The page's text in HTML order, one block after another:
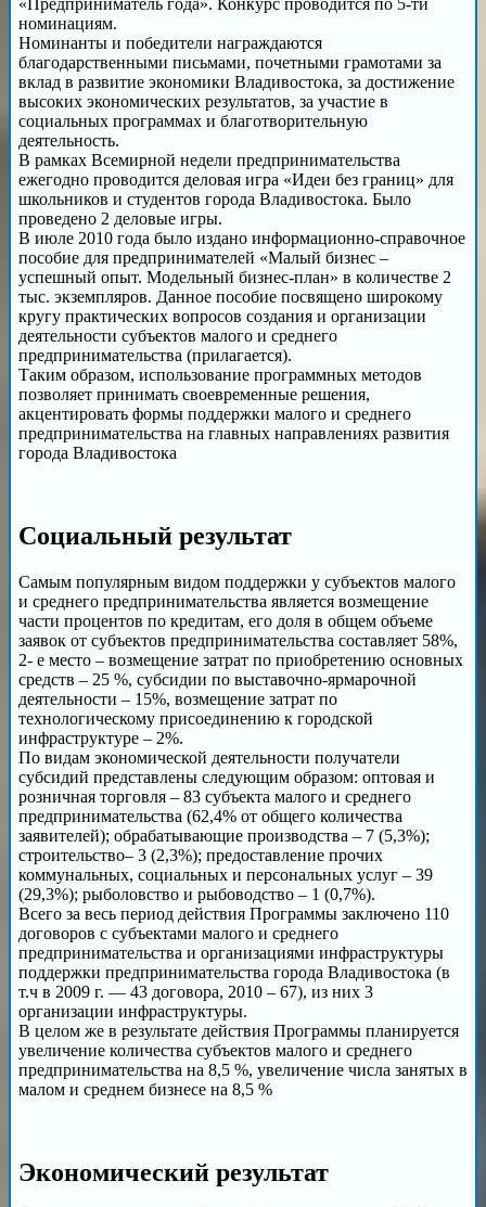
номинациям.
Номинанты и победители награждаются
благодарственными письмами, почетными грамотами за
вклад в развитие экономики Владивостока, за достижение
высоких экономических результатов, за участие в
социальных программах и благотворительную
деятельность.
В рамках Всемирной недели предпринимательства
ежегодно проводится деловая игра «Идеи без границ» для
школьников и студентов города Владивостока. Было
проведено 2 деловые игры.
В июле 2010 года было издано информационно-справочное
пособие для предпринимателей «Малый бизнес –
успешный опыт. Модельный бизнес-план» в количестве 2
тыс. экземпляров. Данное пособие посвящено широкому
кругу практических вопросов создания и организации
деятельности субъектов малого и среднего
предпринимательства (прилагается).
Таким образом, использование программных методов
позволяет принимать своевременные решения,
акцентировать формы поддержки малого и среднего
предпринимательства на главных направлениях развития
города Владивостока
Cоциальный результат
Самым популярным видом поддержки у субъектов малого
и среднего предпринимательства является возмещение
части процентов по кредитам, его доля в общем объеме
заявок от субъектов предпринимательства составляет 58%,
2- е место – возмещение затрат по приобретению основных
средств – 25 %, субсидии по выставочно-ярмарочной
деятельности – 15%, возмещение затрат по
технологическому присоединению к городской
инфраструктуре – 2%.
По видам экономической деятельности получатели
субсидий представлены следующим образом: оптовая и
розничная торговля – 83 субъекта малого и среднего
предпринимательства (62,4% от общего количества
заявителей); обрабатывающие производства – 7 (5,3%);
строительство– 3 (2,3%); предоставление прочих
коммунальных, социальных и персональных услуг – 39
(29,3%); рыболовство и рыбоводство – 1 (0,7%).
Всего за весь период действия Программы заключено 110
договоров с субъектами малого и среднего
предпринимательства и организациями инфраструктуры
поддержки предпринимательства города Владивостока (в
т.ч в 2009 г. — 43 договора, 2010 – 67), из них 3
организации инфраструктуры.
В целом же в результате действия Программы планируется
увеличение количества субъектов малого и среднего
предпринимательства на 8,5 %, увеличение числа занятых в
малом и среднем бизнесе на 8,5 %
Экономический результат